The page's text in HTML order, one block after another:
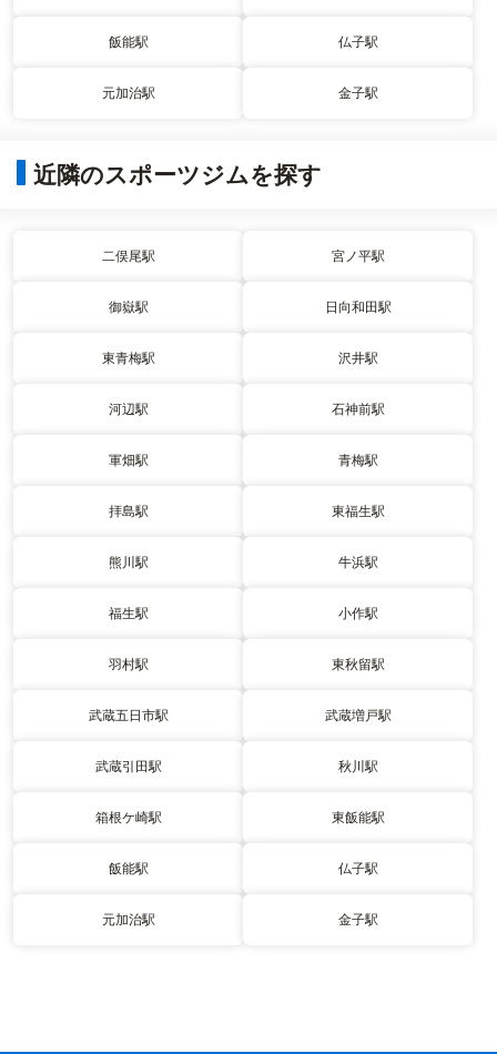
飯能駅 仏子駅
元加治駅 金子駅
近隣のスポーツジムを探す
二俣尾駅 宮ノ平駅
御嶽駅 日向和田駅
東青梅駅 沢井駅
河辺駅 石神前駅
軍畑駅 青梅駅
拝島駅 東福生駅
熊川駅 牛浜駅
福生駅 小作駅
羽村駅 東秋留駅
武蔵五日市駅 武蔵増戸駅
武蔵引田駅 秋川駅
箱根ケ崎駅 東飯能駅
飯能駅 仏子駅
元加治駅 金子駅